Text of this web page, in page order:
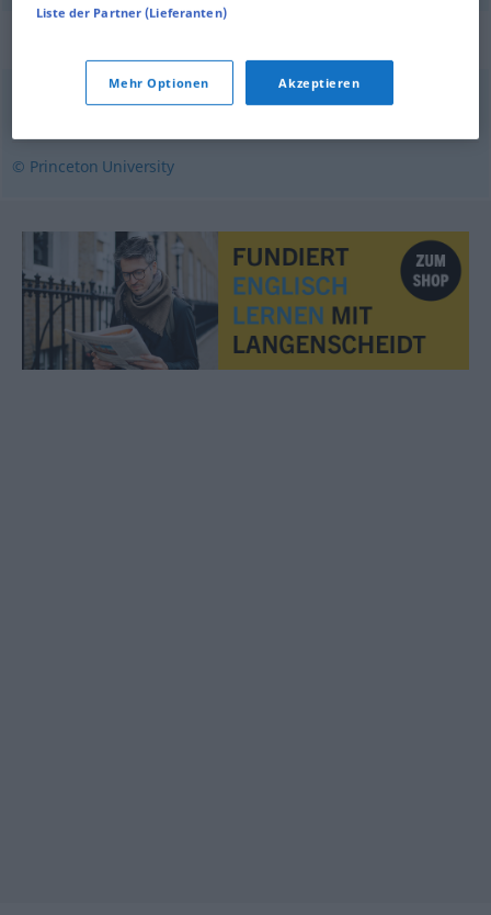
© Princeton University
Liste der Partner (Lieferanten)
Mehr Optionen Akzeptieren